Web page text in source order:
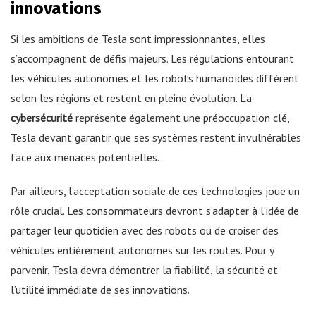
innovations
Si les ambitions de Tesla sont impressionnantes, elles
s’accompagnent de défis majeurs. Les régulations entourant
les véhicules autonomes et les robots humanoïdes diffèrent
selon les régions et restent en pleine évolution. La
cybersécurité représente également une préoccupation clé,
Tesla devant garantir que ses systèmes restent invulnérables
face aux menaces potentielles.
Par ailleurs, l’acceptation sociale de ces technologies joue un
rôle crucial. Les consommateurs devront s’adapter à l’idée de
partager leur quotidien avec des robots ou de croiser des
véhicules entièrement autonomes sur les routes. Pour y
parvenir, Tesla devra démontrer la fiabilité, la sécurité et
l’utilité immédiate de ses innovations.